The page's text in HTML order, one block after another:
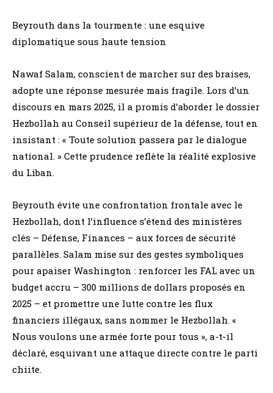
Beyrouth dans la tourmente : une esquive
diplomatique sous haute tension
Nawaf Salam, conscient de marcher sur des braises,
adopte une réponse mesurée mais fragile. Lors d’un
discours en mars 2025, il a promis d’aborder le dossier
Hezbollah au Conseil supérieur de la défense, tout en
insistant : « Toute solution passera par le dialogue
national. » Cette prudence reflète la réalité explosive
du Liban.
Beyrouth évite une confrontation frontale avec le
Hezbollah, dont l’influence s’étend des ministères
clés – Défense, Finances – aux forces de sécurité
parallèles. Salam mise sur des gestes symboliques
pour apaiser Washington : renforcer les FAL avec un
budget accru – 300 millions de dollars proposés en
2025 – et promettre une lutte contre les flux
financiers illégaux, sans nommer le Hezbollah. «
Nous voulons une armée forte pour tous », a-t-il
déclaré, esquivant une attaque directe contre le parti
chiite.